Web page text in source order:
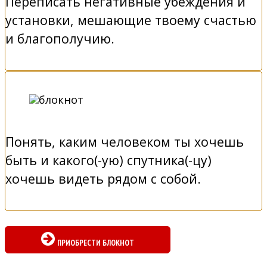
установки, мешающие твоему счастью
и благополучию.
Понять, каким человеком ты хочешь
быть и какого(-ую) спутника(-цу)
хочешь видеть рядом с собой.
ПРИОБРЕСТИ БЛОКНОТ